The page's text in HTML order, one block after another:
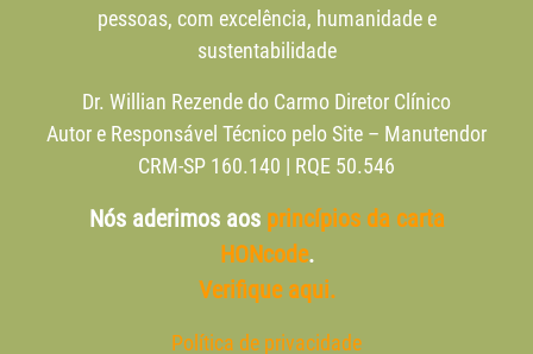
pessoas, com excelência, humanidade e
sustentabilidade
Dr. Willian Rezende do Carmo Diretor Clínico
Autor e Responsável Técnico pelo Site – Manutendor
CRM-SP 160.140 | RQE 50.546
Nós aderimos aos princípios da carta
HONcode.
Verifique aqui.
Política de privacidade